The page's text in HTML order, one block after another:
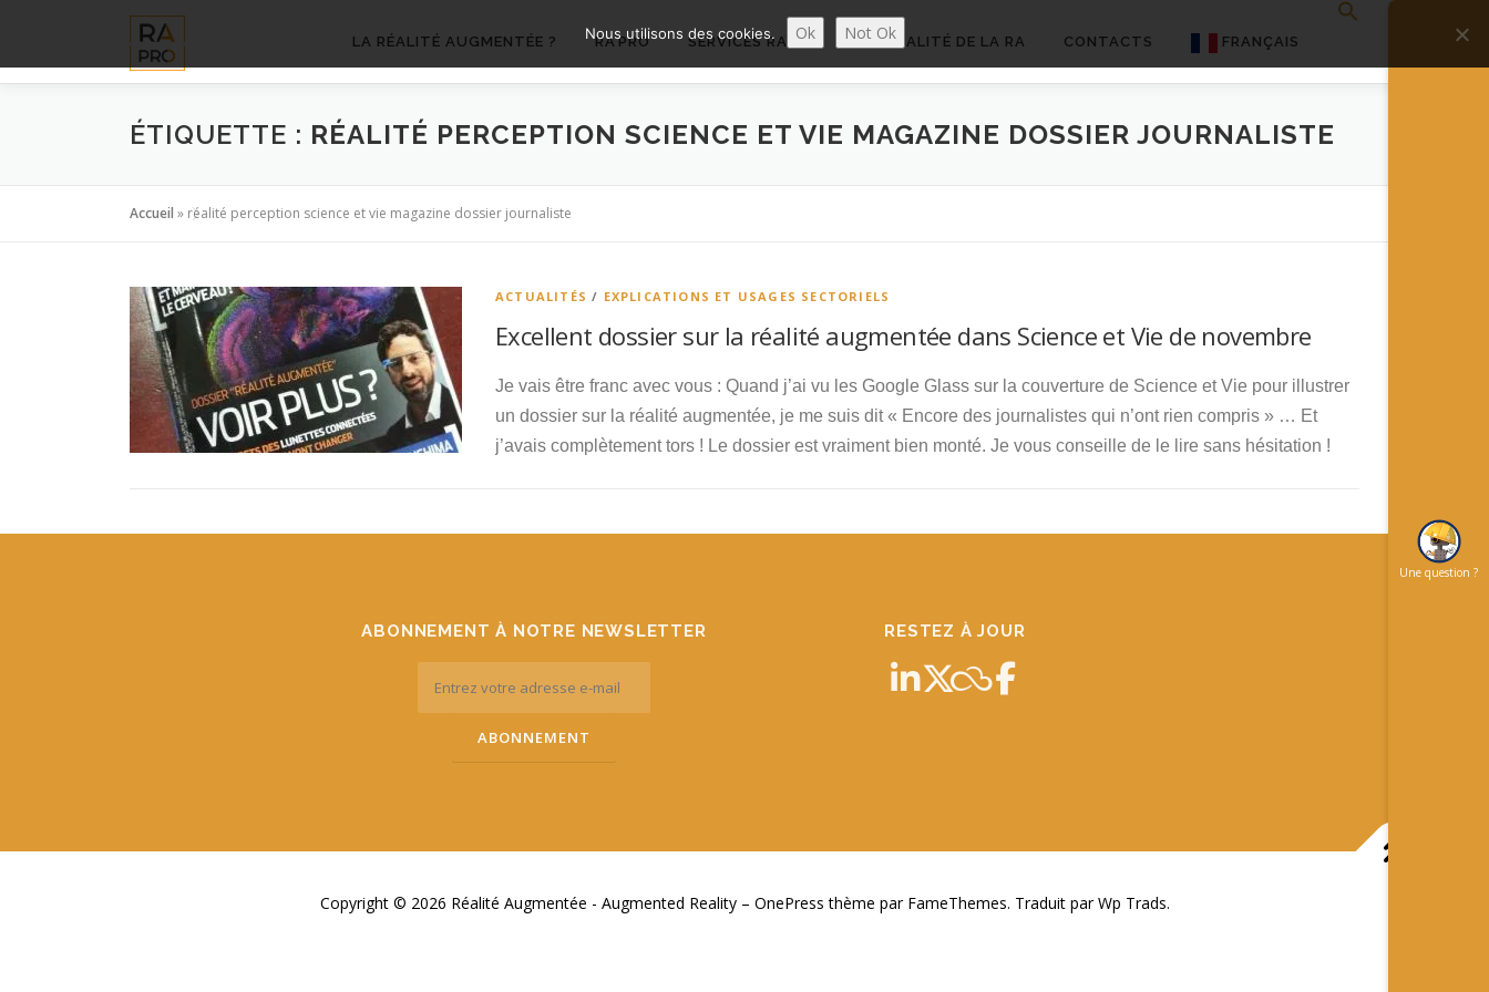
contenu
LA RÉALITÉ AUGMENTÉE ? RA’PRO SERVICES RA’PRO ACTUALITÉ DE LA RA CONTACTS FRANÇAIS
Español
ÉTIQUETTE : RÉALITÉ PERCEPTION SCIENCE ET VIE MAGAZINE DOSSIER JOURNALISTE
Accueil » réalité perception science et vie magazine dossier journaliste
ACTUALITÉS / EXPLICATIONS ET USAGES SECTORIELS
Excellent dossier sur la réalité augmentée dans Science et Vie de novembre
Je vais être franc avec vous : Quand j’ai vu les Google Glass sur la couverture de Science et Vie pour illustrer
un dossier sur la réalité augmentée, je me suis dit « Encore des journalistes qui n’ont rien compris » … Et
j’avais complètement tors ! Le dossier est vraiment bien monté. Je vous conseille de le lire sans hésitation !
ABONNEMENT À NOTRE NEWSLETTER RESTEZ À JOUR
Copyright © 2026 Réalité Augmentée - Augmented Reality – OnePress thème par FameThemes. Traduit par Wp Trads.
Une question ?
Nous utilisons des cookies. Ok Not Ok